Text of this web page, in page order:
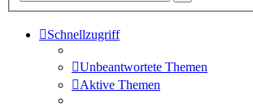
Schnellzugriff
Unbeantwortete Themen
Aktive Themen